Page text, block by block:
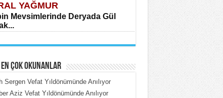
YAĞMUR
Mevsimlerinde Deryada Gül
ÇOK OKUNANLAR
Sergen Vefat Yıldönümünde Anılıyor
Aziz Vefat Yıldönümünde Anılıyor